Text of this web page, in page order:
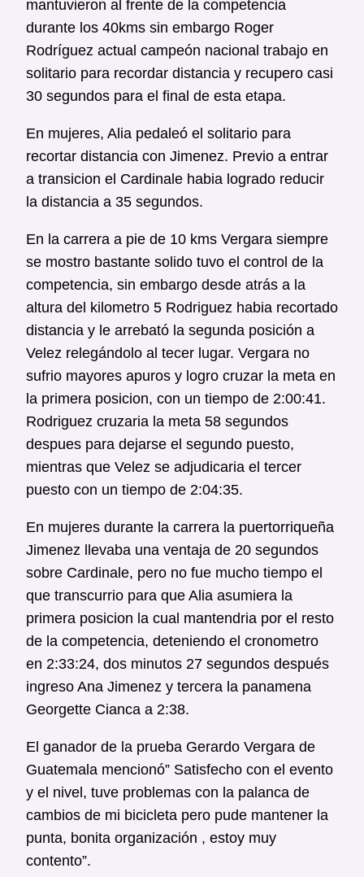
mantuvieron al frente de la competencia
durante los 40kms sin embargo Roger
Rodríguez actual campeón nacional trabajo en
solitario para recordar distancia y recupero casi
30 segundos para el final de esta etapa.
En mujeres, Alia pedaleó el solitario para
recortar distancia con Jimenez. Previo a entrar
a transicion el Cardinale habia logrado reducir
la distancia a 35 segundos.
En la carrera a pie de 10 kms Vergara siempre
se mostro bastante solido tuvo el control de la
competencia, sin embargo desde atrás a la
altura del kilometro 5 Rodriguez habia recortado
distancia y le arrebató la segunda posición a
Velez relegándolo al tecer lugar. Vergara no
sufrio mayores apuros y logro cruzar la meta en
la primera posicion, con un tiempo de 2:00:41.
Rodriguez cruzaria la meta 58 segundos
despues para dejarse el segundo puesto,
mientras que Velez se adjudicaria el tercer
puesto con un tiempo de 2:04:35.
En mujeres durante la carrera la puertorriqueña
Jimenez llevaba una ventaja de 20 segundos
sobre Cardinale, pero no fue mucho tiempo el
que transcurrio para que Alia asumiera la
primera posicion la cual mantendria por el resto
de la competencia, deteniendo el cronometro
en 2:33:24, dos minutos 27 segundos después
ingreso Ana Jimenez y tercera la panamena
Georgette Cianca a 2:38.
El ganador de la prueba Gerardo Vergara de
Guatemala mencionó” Satisfecho con el evento
y el nivel, tuve problemas con la palanca de
cambios de mi bicicleta pero pude mantener la
punta, bonita organización , estoy muy
contento”.